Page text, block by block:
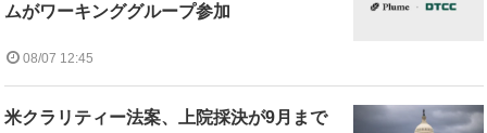
ムがワーキンググループ参加
08/07 12:45
米クラリティー法案、上院採決が9月まで